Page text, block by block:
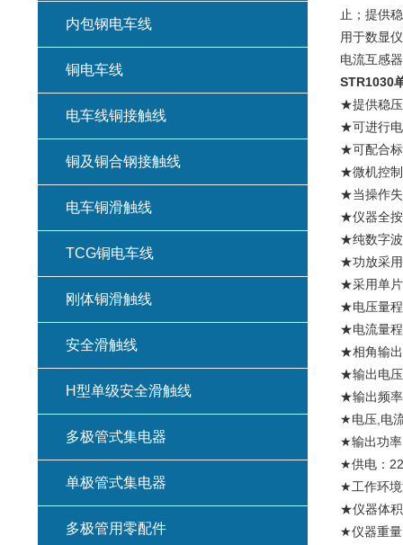
止；提供
用于数显
电流互感
STR1030
★提供稳压
★可进行电
★可配合标
★微机控制
★当操作失
★仪器全按
★纯数字波
★功放采用
★采用单片
★电压量程
★电流量程
★相角输出
★输出电压
★输出频率
★电压,电
★输出功率
★供电：
★工作环
★仪器体
★仪器重
内包钢电车线
铜电车线
电车线铜接触线
铜及铜合钢接触线
电车铜滑触线
TCG铜电车线
刚体铜滑触线
安全滑触线
H型单级安全滑触线
多极管式集电器
单极管式集电器
多极管用零配件